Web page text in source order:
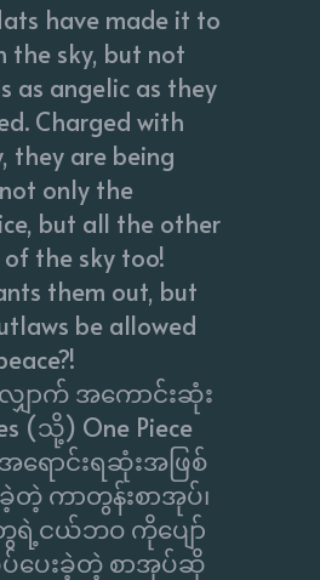
have made it to
the sky, but not
as angelic as they
Charged with
they are being
only the
but all the other
the sky too!
them out, but
be allowed
ောက် အကောင်းဆုံး
(သို့) One Piece
အရောင်းရဆုံးအဖြစ်
တဲ့ ကာတွန်းစာအုပ်၊
ေရဲ့ငယ်ဘဝ ကိုပျော်
ပေးခဲ့တဲ့ စာအုပ်ဆို